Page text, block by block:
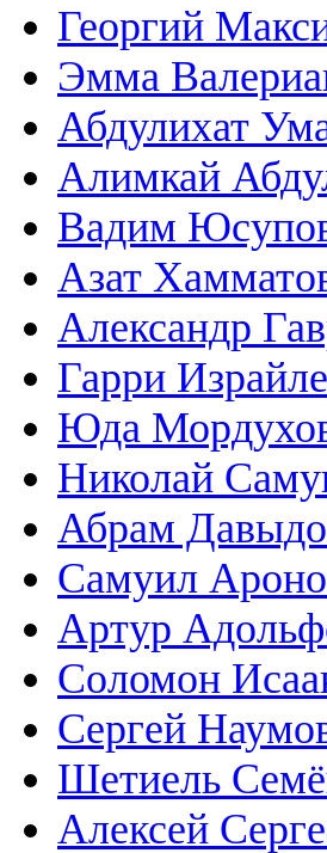
Георгий
Эмма
Абдулихат
Алимкай
Вадим
Азат
Александр
Гарри
Юда
Николай
Абрам
Самуил
Артур
Соломон
Сергей
Шетиель
Алексей